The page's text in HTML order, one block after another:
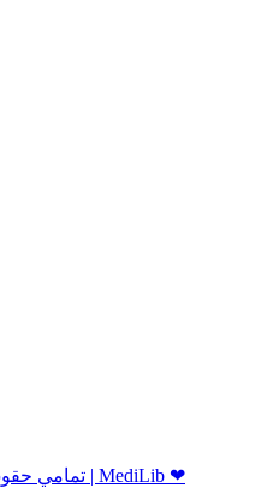
ﺗﻤﺎﻣﻲ ﺣﻘﻮﻕ ﺑﺮاﻱ ﻣﺪﻳﻠﻴﺐ ﻣﺤﻔﻮﻅ اﺳﺖ 2026 | MediLib ❤